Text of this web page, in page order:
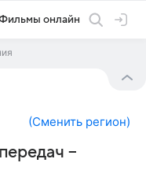
онлайн
(Сменить регион)
–